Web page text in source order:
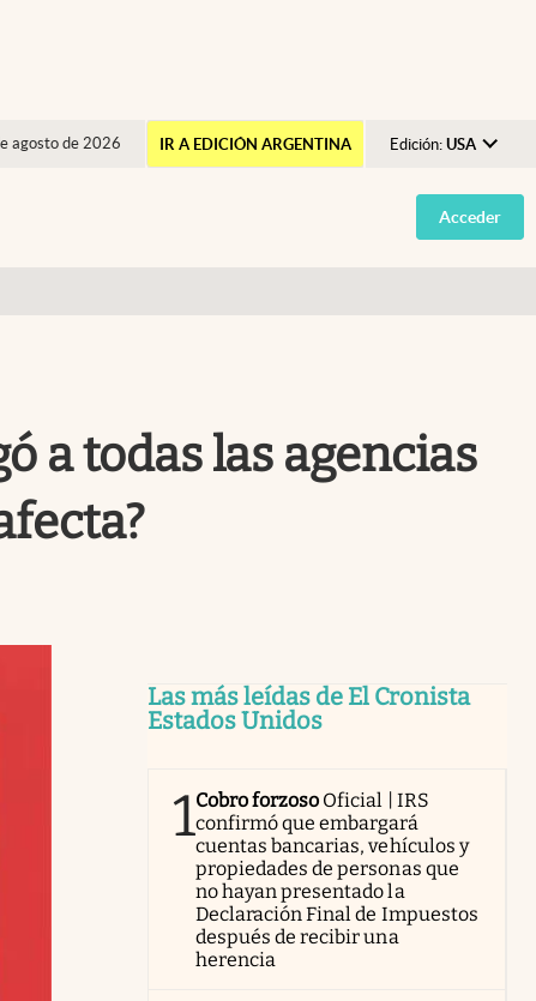
agosto de 2026 IR A EDICIÓN ARGENTINA Edición: USA
Argentina
España
Acceder
a todas las agencias
Las más leídas de El Cronista
Estados Unidos
1Cobro forzoso Oficial | IRS
confirmó que embargará
cuentas bancarias, vehículos y
propiedades de personas que
no hayan presentado la
Declaración Final de Impuestos
después de recibir una
herencia